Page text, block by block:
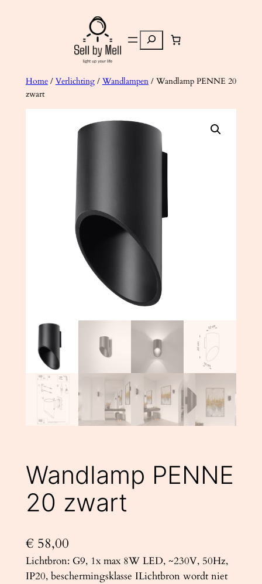
Zoeken
Home/ Verlichting/ Wandlampen/ Wandlamp PENNE 20
zwart
Wandlamp PENNE
20 zwart
€ 58,00
Lichtbron: G9, 1x max 8W LED, ~230V, 50Hz,
IP20, beschermingsklasse ILichtbron wordt niet